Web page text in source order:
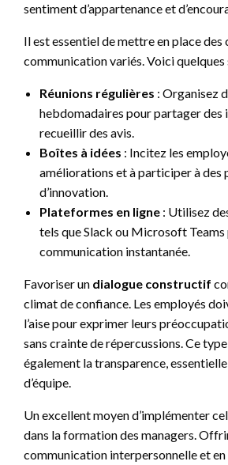
sentiment d’appartenance et
Il est essentiel de mettre en place des
communication variés. Voici quelques
Réunions régulières : Organisez
hebdomadaires pour partager
recueillir des avis.
Boîtes à idées : Incitez les
améliorations et à participer à des
d’innovation.
Plateformes en ligne : Utilisez
tels que Slack ou Microsoft
communication instantanée.
Favoriser un dialogue constructif
climat de confiance. Les employés
l’aise pour exprimer leurs
sans crainte de répercussions. Ce
également la transparence,
d’équipe.
Un excellent moyen d’implémenter
dans la formation des managers.
communication interpersonnelle et en